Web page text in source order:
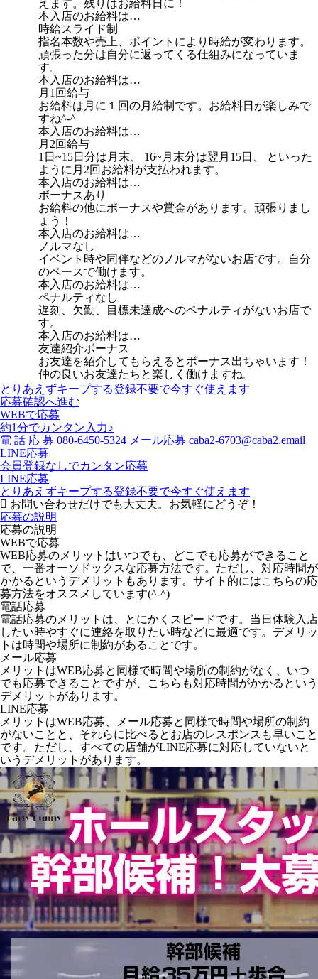
えます。残りはお給料日に！
本入店のお給料は…
時給スライド制
指名本数や売上、ポイントにより時給が変わります。
頑張った分は自分に返ってくる仕組みになっていま
す。
本入店のお給料は…
月1回給与
お給料は月に１回の月給制です。お給料日が楽しみで
すね^-^
本入店のお給料は…
月2回給与
1日~15日分は月末、 16~月末分は翌月15日、 といった
ように月2回お給料が支払われます。
本入店のお給料は…
ボーナスあり
お給料の他にボーナスや賞金があります。頑張りまし
ょう！
本入店のお給料は…
ノルマなし
イベント時や同伴などのノルマがないお店です。自分
のペースで働けます。
本入店のお給料は…
ペナルティなし
遅刻、欠勤、目標未達成へのペナルティがないお店で
す。
本入店のお給料は…
友達紹介ボーナス
お友達を紹介してもらえるとボーナス出ちゃいます！
仲の良いお友達たちと楽しく働けますね。
とりあえずキープする登録不要で今すぐ使えます
応募確認へ進む
WEBで応募
約1分でカンタン入力♪
電 話 応 募 080-6450-5324 メール応募 caba2-6703@caba2.email
LINE応募
会員登録なしでカンタン応募
LINE応募
とりあえずキープする登録不要で今すぐ使えます
お問い合わせだけでも大丈夫。お気軽にどうぞ！
応募の説明
応募の説明
WEBで応募
WEB応募のメリットはいつでも、どこでも応募ができること
で、一番オーソドックスな応募方法です。ただし、対応時間が
かかるというデメリットもあります。サイト的にはこちらの応
募方法をオススメしています(^-^)
電話応募
電話応募のメリットは、とにかくスピードです。当日体験入店
したい時やすぐに連絡を取りたい時などに最適です。デメリッ
トは時間や場所に制約があることです。
メール応募
メリットはWEB応募と同様で時間や場所の制約がなく、いつ
でも応募できることですが、こちらも対応時間がかかるという
デメリットがあります。
LINE応募
メリットはWEB応募、メール応募と同様で時間や場所の制約
がないことと、それらに比べるとお店のレスポンスも早いこと
です。ただし、すべての店舗がLINE応募に対応していないと
いうデメリットがあります。